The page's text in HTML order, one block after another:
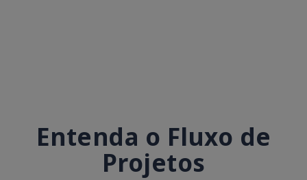
Entenda o Fluxo de
Projetos